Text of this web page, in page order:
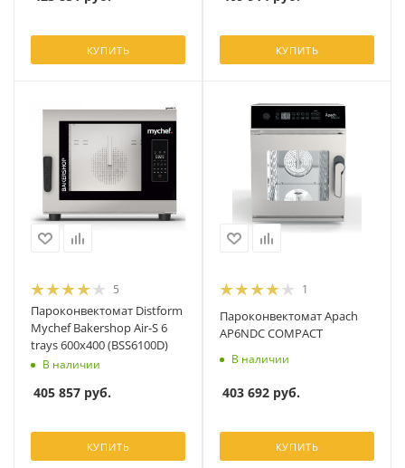
КУПИТЬ КУПИТЬ
5
Пароконвектомат Distform
Mychef Bakershop Air-S 6
trays 600х400 (BSS6100D)
В наличии
405 857 руб.
КУПИТЬ
1
Пароконвектомат Apach
AP6NDC COMPACT
В наличии
403 692 руб.
КУПИТЬ